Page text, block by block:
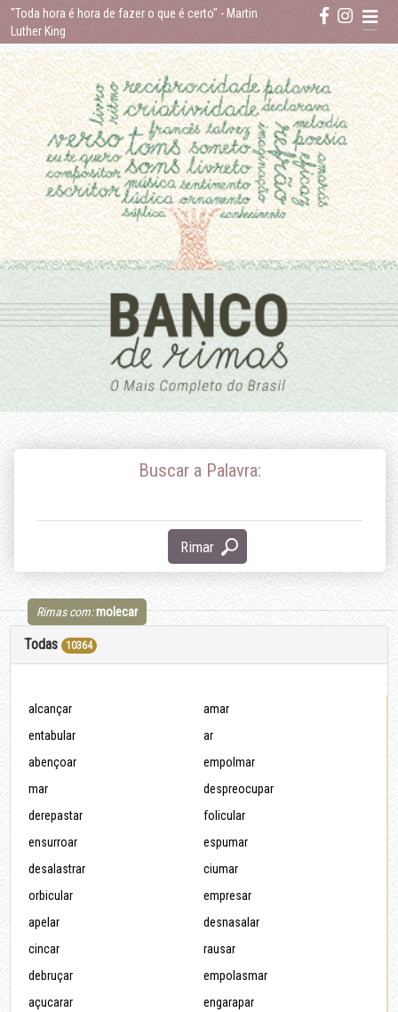
Skip
content
"Toda hora é hora de fazer o que é certo" - Martin
Luther King
Buscar a Palavra:
Rimar
Rimas com:molecar
Todas 10364
alcançar
amar
entabular
ar
abençoar
empolmar
mar
despreocupar
derepastar
folicular
ensurroar
espumar
desalastrar
ciumar
orbicular
empresar
apelar
desnasalar
cincar
rausar
debruçar
empolasmar
açucarar
engarapar